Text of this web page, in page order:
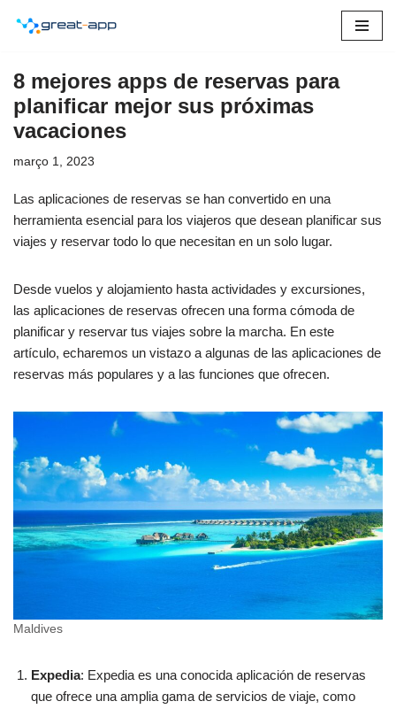
o
conteúdo
8 mejores apps de reservas para
planificar mejor sus próximas
vacaciones
março 1, 2023
Las aplicaciones de reservas se han convertido en una
herramienta esencial para los viajeros que desean planificar sus
viajes y reservar todo lo que necesitan en un solo lugar.
Desde vuelos y alojamiento hasta actividades y excursiones,
las aplicaciones de reservas ofrecen una forma cómoda de
planificar y reservar tus viajes sobre la marcha. En este
artículo, echaremos un vistazo a algunas de las aplicaciones de
reservas más populares y a las funciones que ofrecen.
Maldives
Expedia: Expedia es una conocida aplicación de reservas
que ofrece una amplia gama de servicios de viaje, como